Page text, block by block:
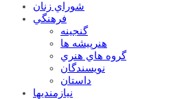
شوراي زنان
فرهنگي
گنجينه
هنرپيشه ها
گروه هاي هنري
نويسندگان
داستان
نيازمنديها